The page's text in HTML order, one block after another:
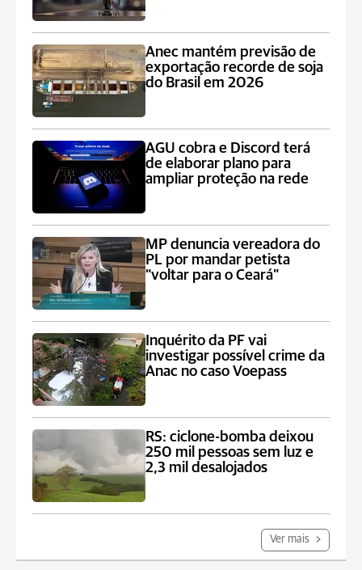
Anec mantém previsão de
exportação recorde de soja
do Brasil em 2026
AGU cobra e Discord terá
de elaborar plano para
ampliar proteção na rede
MP denuncia vereadora do
PL por mandar petista
“voltar para o Ceará”
Inquérito da PF vai
investigar possível crime da
Anac no caso Voepass
RS: ciclone-bomba deixou
250 mil pessoas sem luz e
2,3 mil desalojados
Ver mais